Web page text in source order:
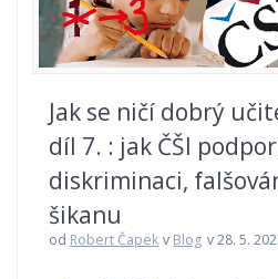
Jak se ničí dobrý
díl 7. : jak ČŠI
diskriminaci,
šikanu
od Robert Čapek v Blog v 28. 5.